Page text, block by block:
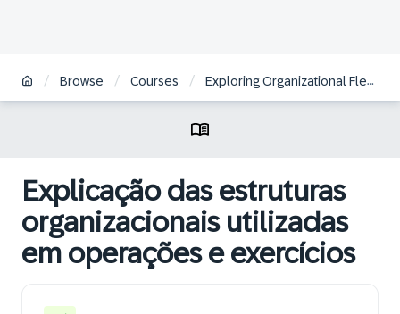
/ Browse / Courses / Exploring Organizational Flexibility in SAP S/4HANA Defense & Security | BR
Explicação das estruturas
organizacionais utilizadas
em operações e exercícios